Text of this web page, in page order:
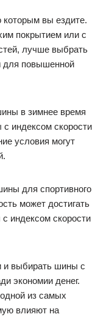
которым вы ездите.
покрытием или с
лучше выбрать
для повышенной
в зимнее время
индексом скорости
условия могут
для спортивного
может достигать
индексом скорости
и выбирать шины с
экономии денег.
из самых
влияют на